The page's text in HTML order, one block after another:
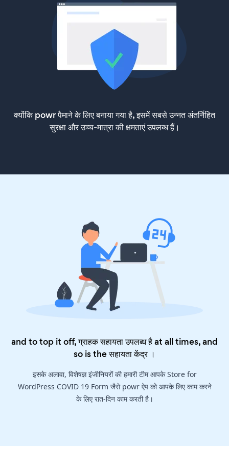
क्योंकि powr पैमाने के लिए बनाया गया है, इसमें सबसे उन्नत अंतर्निहित
सुरक्षा और उच्च-मात्रा की क्षमताएं उपलब्ध हैं।
and to top it off, ग्राहक सहायता उपलब्ध है at all times, and
so is theसहायता केंद्र।
इसके अलावा, विशेषज्ञ इंजीनियरों की हमारी टीम आपके Store for
WordPress COVID 19 Form जैसे powr ऐप को आपके लिए काम करने
के लिए रात-दिन काम करती है।